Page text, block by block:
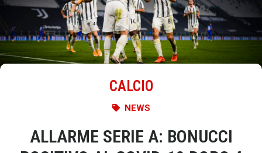
CALCIO
NEWS
ALLARME SERIE A: BONUCCI